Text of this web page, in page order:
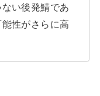
い後発鯖であ
性がさらに高